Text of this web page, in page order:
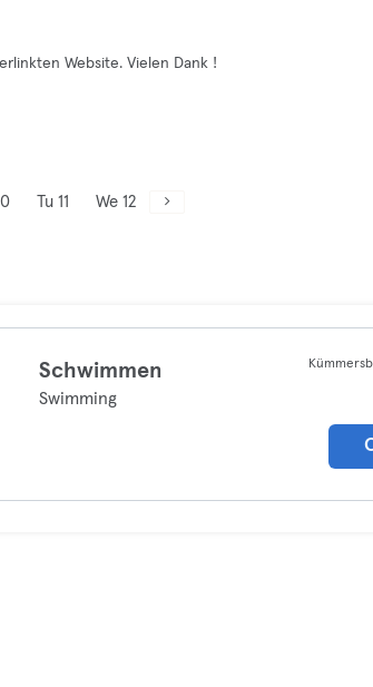
Website. Vielen Dank !
Tu 11 We 12
Schwimmen
Swimming